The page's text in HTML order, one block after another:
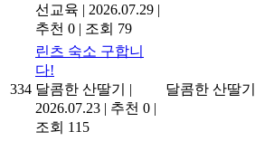
선교육 | 2026.07.29 |
추천 0 | 조회 79
334
린츠 숙소 구합니
다!
달콤한 산딸기
|
2026.07.23 | 추천 0 |
조회 115
달콤한 산딸기